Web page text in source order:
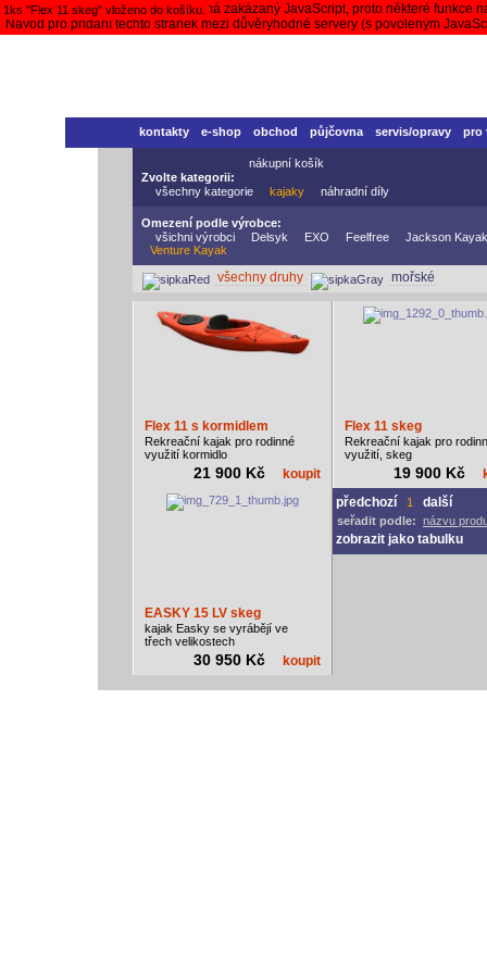
Váš prohlížeč nepodporuje nebo má zakázaný JavaScript, proto některé funkce
Návod pro přidání těchto stránek mezi důvěryhodné servery (s povoleným
1ks "Flex 11 skeg" vloženo do košíku.
kontakty e-shop obchod půjčovna servis/opravy pro
nákupní košík
Zvolte kategorii:
všechny kategorie
kajaky náhradní díly
Omezení podle výrobce:
všichni výrobci
Delsyk EXO Feelfree
Jackson
Venture Kayak
všechny druhy mořské
Flex 11 s kormidlem
Rekreační kajak pro rodinné
využití kormidlo
21 900 Kč koupit
Flex 11 skeg
Rekreační kajak pro
využití, skeg
19 900 Kč
EASKY 15 LV skeg
kajak Easky se vyrábějí ve
třech velikostech
30 950 Kč koupit
předchozí 1 další
seřadit podle: názvu
zobrazit jako tabulku